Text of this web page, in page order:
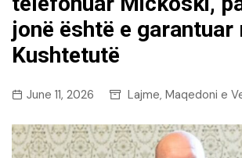
jonë është e garantuar
Kushtetutë
June 11, 2026 Lajme, Maqedoni e